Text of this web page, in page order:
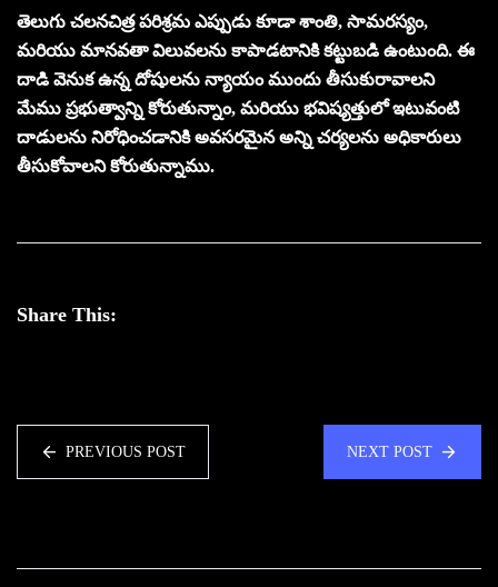
తెలుగు చలనచిత్ర పరిశ్రమ ఎప్పుడు కూడా శాంతి, సామరస్యం,
మరియు మానవతా విలువలను కాపాడటానికి కట్టుబడి ఉంటుంది. ఈ
దాడి వెనుక ఉన్న దోషులను న్యాయం ముందు తీసుకురావాలని
మేము ప్రభుత్వాన్ని కోరుతున్నాం, మరియు భవిష్యత్తులో ఇటువంటి
దాడులను నిరోధించడానికి అవసరమైన అన్ని చర్యలను అధికారులు
తీసుకోవాలని కోరుతున్నాము.
Share This:
PREVIOUS POST NEXT POST